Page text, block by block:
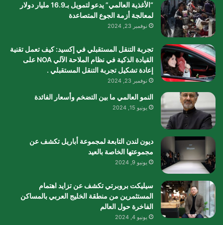
“الأغذية العالمي” يدعو لتمويل بـ16.9 مليار دولار
لمعالجة أزمة الجوع المتصاعدة
نوفمبر 23, 2024
تجربة التنقل المستقبلي في إكسيد: كيف تعمل تقنية
القيادة الذكية في نظام الملاحة الآلي NOA على
إعادة تشكيل تجربة التنقل المستقبلي .
نوفمبر 23, 2024
النمو العالمي ما بين التضخم وأسعار الفائدة
يونيو 15, 2024
ديون لندن التابعة لمجموعة أباريل تكشف عن
مجموعتها الخاصة بالعيد
يونيو 9, 2024
سيليكت بروبرتي تكشف عن تزايد اهتمام
المستثمرين من منطقة الخليج العربي بالمساكن
الفاخرة حول العالم
يونيو 4, 2024